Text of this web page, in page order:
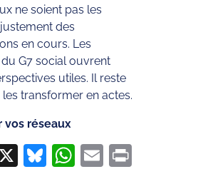
ne soient pas les
des
en cours. Les
G7 social ouvrent
utiles. Il reste
transformer en actes.
vos réseaux
X Bluesky
WhatsApp
Email